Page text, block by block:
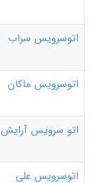
اتوسرویس سراب
اتوسرویس ماکان
اتو سرویس آرایش
اتوسرویس علی